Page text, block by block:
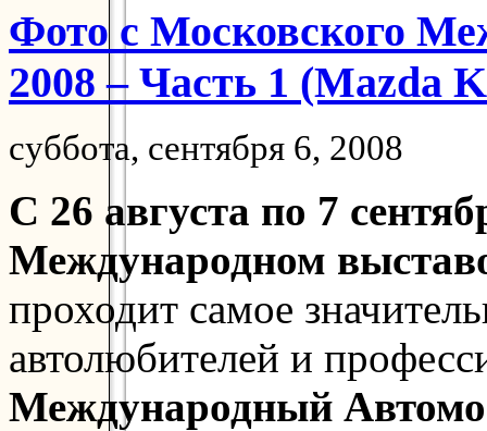
Фото с Московского
2008 – Часть 1 (Mazda
суббота, сентября 6, 2008
С 26 августа по 7
Международном
проходит самое
автолюбителей и
Международный